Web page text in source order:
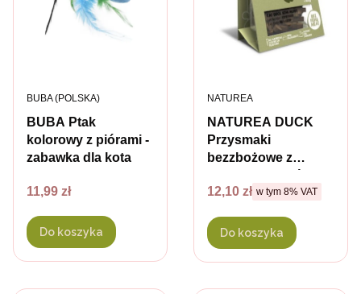
BUBA Ptak
kolorowy z piórami -
zabawka dla kota
PRODUCENT
BUBA (POLSKA)
Cena
11,99 zł
Do koszyka
NATUREA DUCK
Przysmaki
bezzbożowe z
100 g
PRODUCENT
NATUREA
Cena brutto
12,10 zł w tym %s VAT
w tym 8% VAT
Do koszyka